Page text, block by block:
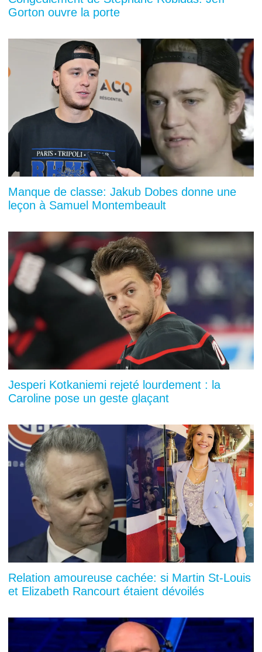
Gorton ouvre la porte
Manque de classe: Jakub Dobes donne une
leçon à Samuel Montembeault
Jesperi Kotkaniemi rejeté lourdement : la
Caroline pose un geste glaçant
Relation amoureuse cachée: si Martin St-Louis
et Elizabeth Rancourt étaient dévoilés